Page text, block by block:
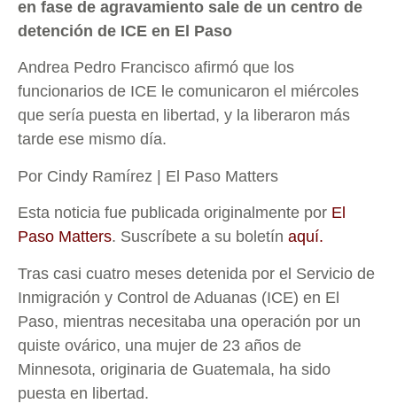
en fase de agravamiento sale de un centro de
detención de ICE en El Paso
Andrea Pedro Francisco afirmó que los
funcionarios de ICE le comunicaron el miércoles
que sería puesta en libertad, y la liberaron más
tarde ese mismo día.
Por Cindy Ramírez | El Paso Matters
Esta noticia fue publicada originalmente por El
Paso Matters. Suscríbete a su boletín aquí.
Tras casi cuatro meses detenida por el Servicio de
Inmigración y Control de Aduanas (ICE) en El
Paso, mientras necesitaba una operación por un
quiste ovárico, una mujer de 23 años de
Minnesota, originaria de Guatemala, ha sido
puesta en libertad.